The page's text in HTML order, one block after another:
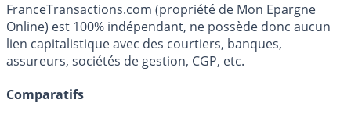
Média indépendant de référence sur l'épargne, la
fiscalité et les opportunités de placement.
FranceTransactions.com (propriété de Mon Epargne
Online) est 100% indépendant, ne possède donc aucun
assureurs, sociétés de gestion, CGP, etc.